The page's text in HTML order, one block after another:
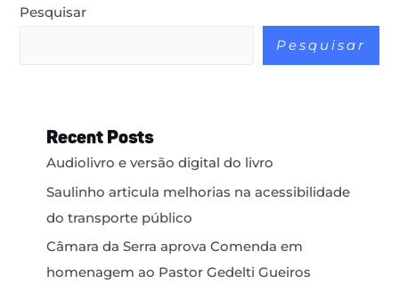
Pesquisar
Pesquisar
Recent Posts
Audiolivro e versão digital do livro
Saulinho articula melhorias na acessibilidade
do transporte público
Câmara da Serra aprova Comenda em
homenagem ao Pastor Gedelti Gueiros